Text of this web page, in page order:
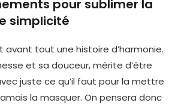
pour sublimer la
simplicité
avant tout une histoire d’harmonie.
et sa douceur, mérite d’être
juste ce qu’il faut pour la mettre
la masquer. On pensera donc